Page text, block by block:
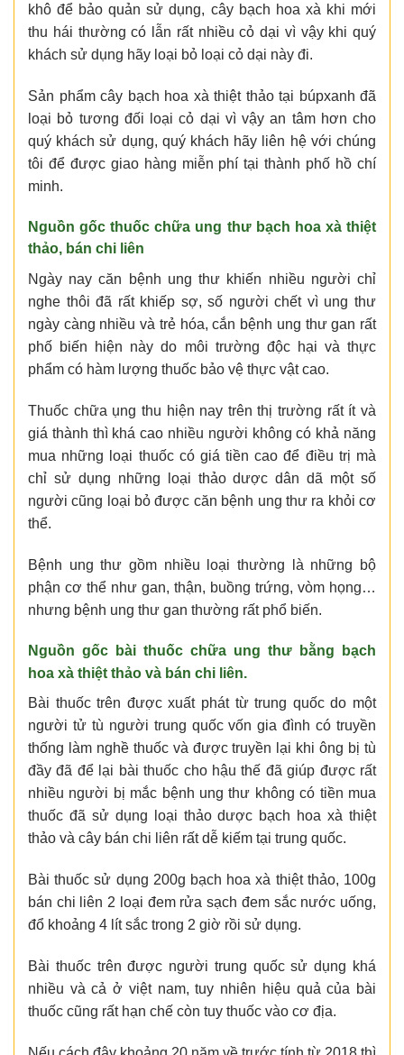
khô để bảo quản sử dụng, cây bạch hoa xà khi mới
thu hái thường có lẫn rất nhiều cỏ dại vì vậy khi quý
khách sử dụng hãy loại bỏ loại cỏ dại này đi.
Sản phẩm cây bạch hoa xà thiệt thảo tại búpxanh đã
loại bỏ tương đối loại cỏ dại vì vậy an tâm hơn cho
quý khách sử dụng, quý khách hãy liên hệ với chúng
tôi để được giao hàng miễn phí tại thành phố hồ chí
minh.
Nguồn gốc thuốc chữa ung thư bạch hoa xà thiệt
thảo, bán chi liên
Ngày nay căn bệnh ung thư khiến nhiều người chỉ
nghe thôi đã rất khiếp sợ, số người chết vì ung thư
ngày càng nhiều và trẻ hóa, cắn bệnh ung thư gan rất
phố biến hiện này do môi trường độc hại và thực
phẩm có hàm lượng thuốc bảo vệ thực vật cao.
Thuốc chữa ụng thu hiện nay trên thị trường rất ít và
giá thành thì khá cao nhiều người không có khả năng
mua những loại thuốc có giá tiền cao để điều trị mà
chỉ sử dụng những loại thảo dược dân dã một số
người cũng loại bỏ được căn bệnh ung thư ra khỏi cơ
thể.
Bệnh ung thư gồm nhiều loại thường là những bộ
phận cơ thể như gan, thận, buồng trứng, vòm họng…
nhưng bệnh ung thư gan thường rất phổ biến.
Nguồn gốc bài thuốc chữa ung thư bằng bạch
hoa xà thiệt thảo và bán chi liên.
Bài thuốc trên được xuất phát từ trung quốc do một
người tử tù người trung quốc vốn gia đình có truyền
thống làm nghề thuốc và được truyền lại khi ông bị tù
đầy đã để lại bài thuốc cho hậu thế đã giúp được rất
nhiều người bị mắc bệnh ung thư không có tiền mua
thuốc đã sử dụng loại thảo dược bạch hoa xà thiệt
thảo và cây bán chi liên rất dễ kiếm tại trung quốc.
Bài thuốc sử dụng 200g bạch hoa xà thiệt thảo, 100g
bán chi liên 2 loại đem rửa sạch đem sắc nước uống,
đổ khoảng 4 lít sắc trong 2 giờ rồi sử dụng.
Bài thuốc trên được người trung quốc sử dụng khá
nhiều và cả ở việt nam, tuy nhiên hiệu quả của bài
thuốc cũng rất hạn chế còn tuy thuốc vào cơ địa.